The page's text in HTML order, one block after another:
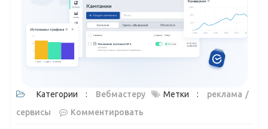
Категории : Вебмастеру Метки : реклама
сервисы
Комментировать